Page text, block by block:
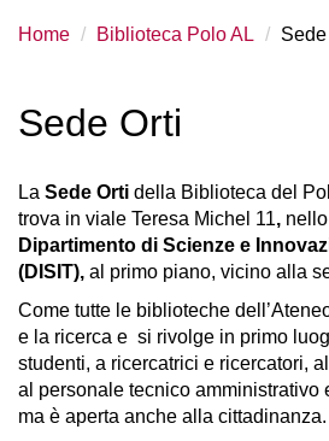
Home Biblioteca Polo AL
Sede Orti
La Sede Orti della Biblioteca del
trova in viale Teresa Michel 11,
Dipartimento di Scienze e
(DISIT), al primo piano, vicino alla
Come tutte le biblioteche
e la ricerca e si rivolge in primo
studenti, a ricercatrici e ricercatori,
al personale tecnico amministrativo
ma è aperta anche alla cittadinanza.